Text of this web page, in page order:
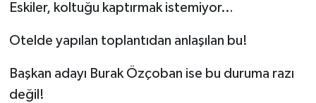
Eskiler, koltuğu kaptırmak istemiyor…
Otelde yapılan toplantıdan anlaşılan bu!
Başkan adayı Burak Özçoban ise bu duruma razı
değil!